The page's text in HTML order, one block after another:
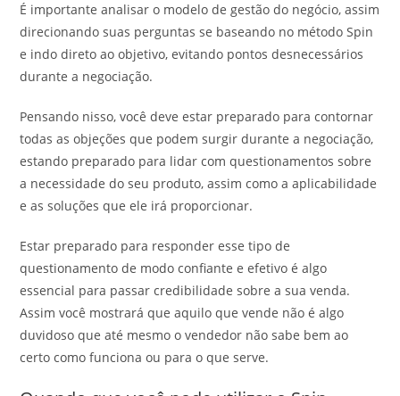
É importante analisar o modelo de gestão do negócio, assim
direcionando suas perguntas se baseando no método Spin
e indo direto ao objetivo, evitando pontos desnecessários
durante a negociação.
Pensando nisso, você deve estar preparado para contornar
todas as objeções que podem surgir durante a negociação,
estando preparado para lidar com questionamentos sobre
a necessidade do seu produto, assim como a aplicabilidade
e as soluções que ele irá proporcionar.
Estar preparado para responder esse tipo de
questionamento de modo confiante e efetivo é algo
essencial para passar credibilidade sobre a sua venda.
Assim você mostrará que aquilo que vende não é algo
duvidoso que até mesmo o vendedor não sabe bem ao
certo como funciona ou para o que serve.